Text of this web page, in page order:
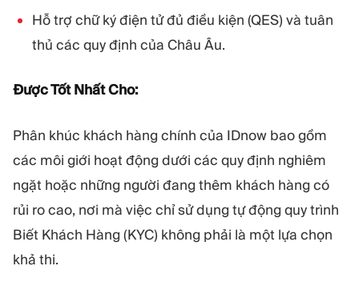
Hỗ trợ chữ ký điện tử đủ điều kiện (QES) và tuân
thủ các quy định của Châu Âu.
Được Tốt Nhất Cho:
Phân khúc khách hàng chính của IDnow bao gồm
các môi giới hoạt động dưới các quy định nghiêm
ngặt hoặc những người đang thêm khách hàng có
rủi ro cao, nơi mà việc chỉ sử dụng tự động quy trình
Biết Khách Hàng (KYC) không phải là một lựa chọn
khả thi.